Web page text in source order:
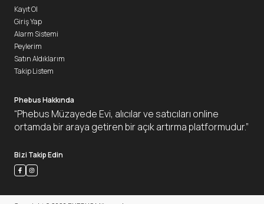
Phebus Hakkında
“Phebus Müzayede Evi, alıcılar ve satıcıları online
ortamda bir araya getiren bir açık artırma platformudur.”
Bizi Takip Edin
Kayıt Ol
Giriş Yap
Alarm Sistemi
Peylerim
Satın Aldıklarım
Takip Listem